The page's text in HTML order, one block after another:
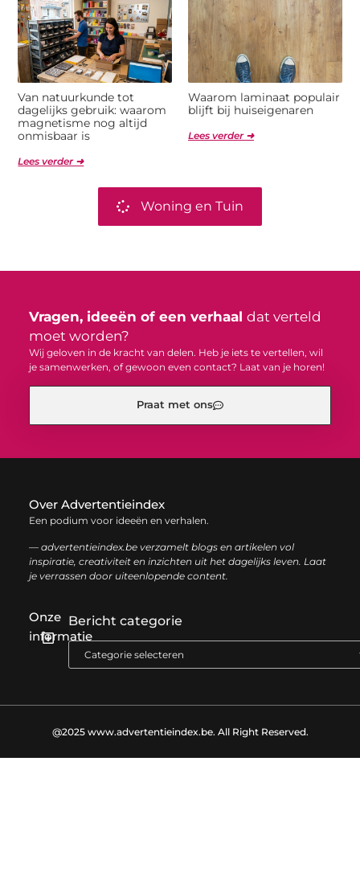
Van natuurkunde tot
dagelijks gebruik: waarom
magnetisme nog altijd
onmisbaar is
Lees verder ➜
Waarom laminaat populair
blijft bij huiseigenaren
Lees verder ➜
Woning en Tuin
Vragen, ideeën of een verhaal dat verteld
moet worden?
Wij geloven in de kracht van delen. Heb je iets te vertellen, wil
je samenwerken, of gewoon even contact? Laat van je horen!
Praat met ons
Over Advertentieindex
Een podium voor ideeën en verhalen.
— advertentieindex.be verzamelt blogs en artikelen vol
inspiratie, creativiteit en inzichten uit het dagelijks leven. Laat
je verrassen door uiteenlopende content.
Onze
informatie
Bericht categorie
@2025 www.advertentieindex.be. All Right Reserved.​